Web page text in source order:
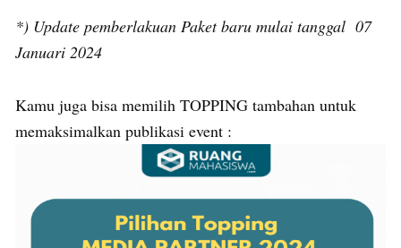
*) Update pemberlakuan Paket baru mulai tanggal 07
Januari 2024
Kamu juga bisa memilih TOPPING tambahan untuk
memaksimalkan publikasi event :